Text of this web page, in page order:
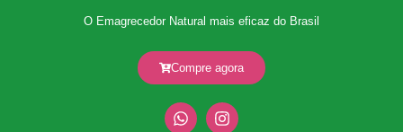
O Emagrecedor Natural mais eficaz do Brasil
Compre agora